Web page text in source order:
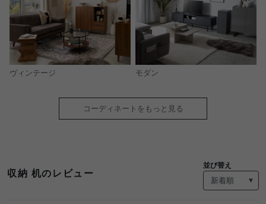
ヴィンテージ モダン
コーディネートをもっと見る
収納 机のレビュー
並び替え